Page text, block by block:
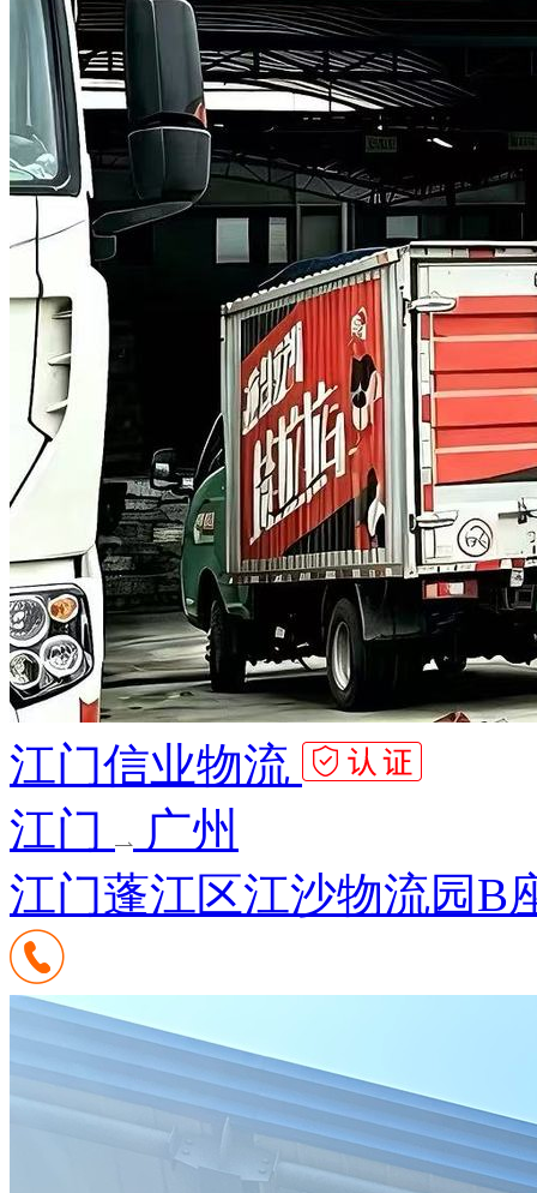
江门信业物流
江门
广州
江门蓬江区江沙物流园B